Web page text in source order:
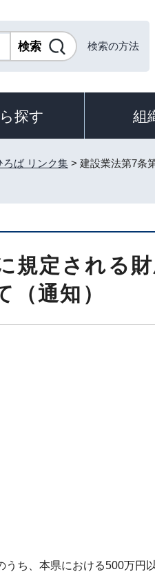
検索の方法
探す 組
ろば リンク集 > 建設業法第7条
規定される
（通知）
ち、本県における500万円